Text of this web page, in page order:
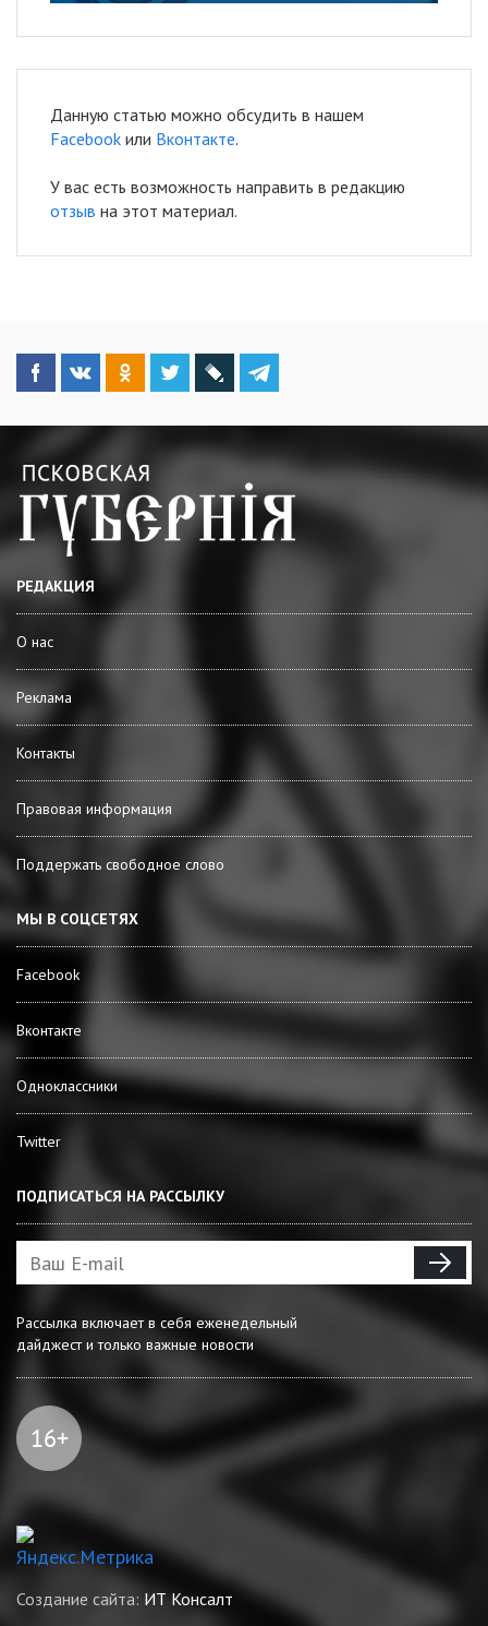
Данную статью можно обсудить в нашем
Facebook или Вконтакте.
У вас есть возможность направить в редакцию
отзыв на этот материал.
РЕДАКЦИЯ
О нас
Реклама
Контакты
Правовая информация
Поддержать свободное слово
МЫ В СОЦСЕТЯХ
Facebook
Вконтакте
Одноклассники
Twitter
ПОДПИСАТЬСЯ НА РАССЫЛКУ
Рассылка включает в себя еженедельный
дайджест и только важные новости
Создание сайта: ИТ Консалт